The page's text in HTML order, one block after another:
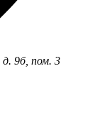
9б, пом. 3